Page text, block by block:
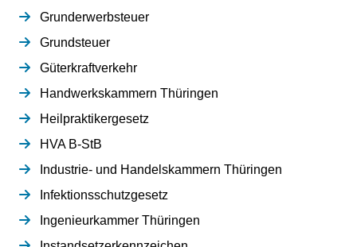
Grunderwerbsteuer
Grundsteuer
Güterkraftverkehr
Handwerkskammern Thüringen
Heilpraktikergesetz
HVA B-StB
Industrie- und Handelskammern Thüringen
Infektionsschutzgesetz
Ingenieurkammer Thüringen